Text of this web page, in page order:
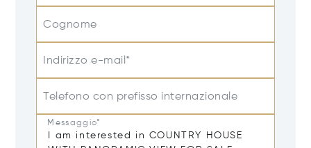
Cognome
Indirizzo e-mail*
Telefono con prefisso internazionale
Messaggio*